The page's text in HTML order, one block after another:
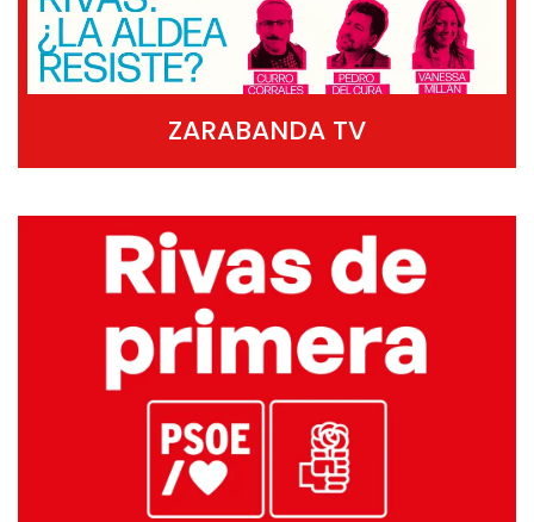
ZARABANDA TV